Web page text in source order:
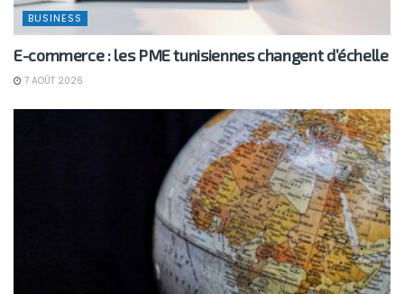
BUSINESS
E-commerce : les PME tunisiennes changent d’échelle
7 AOÛT 2026